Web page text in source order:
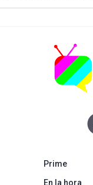
Primeabre
En la hora